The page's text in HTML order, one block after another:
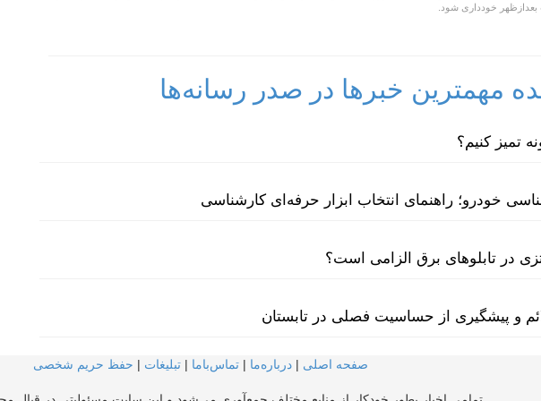
خودداری شود.
مهمترین خبرها در صدر رسانه‌ها
تمیز کنیم؟
خودرو؛ راهنمای انتخاب ابزار حرفه‌ای کارشناسی
در تابلوهای برق الزامی است؟
و پیشگیری از حساسیت فصلی در تابستان
صفحه اصلی | درباره‌ما | تماس‌با‌ما | تبلیغات | حفظ حریم شخصی